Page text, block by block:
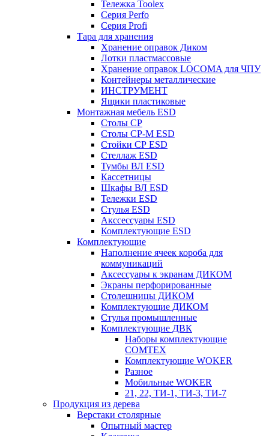
Тележка Toolex
Серия Perfo
Серия Profi
Тара для хранения
Хранение оправок Диком
Лотки пластмассовые
Хранение оправок LOCOMA для ЧПУ
Контейнеры металлические
ИНСТРУМЕНТ
Ящики пластиковые
Монтажная мебель ESD
Столы СР
Столы СР-М ESD
Стойки СР ESD
Стеллаж ESD
Тумбы ВЛ ESD
Кассетницы
Шкафы ВЛ ESD
Тележки ESD
Стулья ESD
Акссессуары ESD
Комплектующие ESD
Комплектующие
Наполнение ячеек короба для
коммуникаций
Аксессуары к экранам ДИКОМ
Экраны перфорированные
Cтолешницы ДИКОМ
Комплектующие ДИКОМ
Стулья промышленные
Комплектующие ДВК
Наборы комплектующие
COMTEX
Комплектующие WOKER
Разное
Мобильные WOKER
21, 22, ТИ-1, ТИ-3, ТИ-7
Продукция из дерева
Верстаки столярные
Опытный мастер